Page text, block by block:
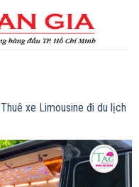
Thuê xe Limousine đi du lịch